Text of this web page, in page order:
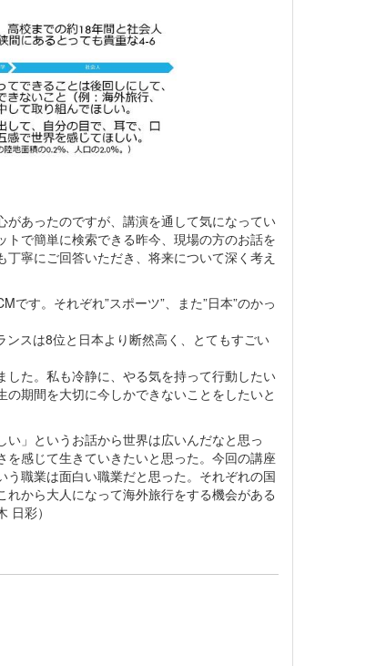
あったのですが、講演を通して気になってい
で簡単に検索できる昨今、現場の方のお話を
寧にご回答いただき、将来について深く考え
す。それぞれ”スポーツ”、また”日本”のかっ
スは8位と日本より断然高く、とてもすごい
た。私も冷静に、やる気を持って行動したい
期間を大切に今しかできないことをしたいと
」というお話から世界は広いんだなと思っ
感じて生きていきたいと思った。今回の講座
職業は面白い職業だと思った。それぞれの国
から大人になって海外旅行をする機会がある
日彩）